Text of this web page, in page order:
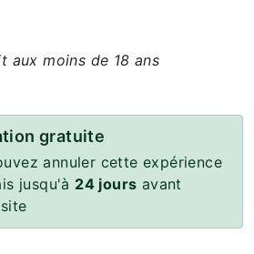
aux moins de 18 ans
gratuite
annuler cette expérience
jusqu'à 24 jours avant